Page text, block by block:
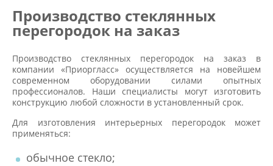
Производство стеклянных
перегородок на заказ
Производство стеклянных перегородок на заказ в
компании «Приоргласс» осуществляется на новейшем
современном оборудовании силами опытных
профессионалов. Наши специалисты могут изготовить
конструкцию любой сложности в установленный срок.
Для изготовления интерьерных перегородок может
применяться:
обычное стекло;